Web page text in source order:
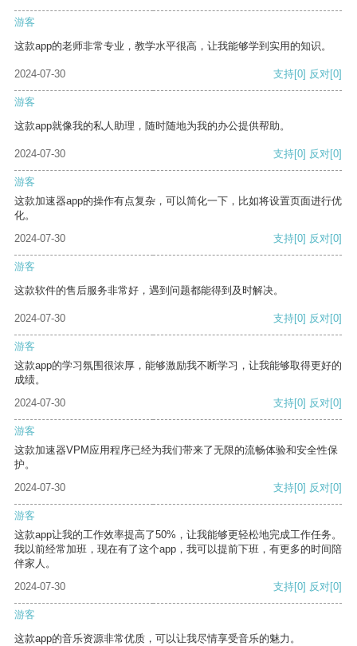
游客
这款app的老师非常专业，教学水平很高，让我能够学到实用的知识。
2024-07-30 支持[0] 反对[0]
游客
这款app就像我的私人助理，随时随地为我的办公提供帮助。
2024-07-30 支持[0] 反对[0]
游客
这款加速器app的操作有点复杂，可以简化一下，比如将设置页面进行优
化。
2024-07-30
支持[0] 反对[0]
游客
这款软件的售后服务非常好，遇到问题都能得到及时解决。
2024-07-30 支持[0] 反对[0]
游客
这款app的学习氛围很浓厚，能够激励我不断学习，让我能够取得更好的
成绩。
2024-07-30
支持[0] 反对[0]
游客
这款加速器VPM应用程序已经为我们带来了无限的流畅体验和安全性保
护。
2024-07-30
支持[0] 反对[0]
游客
这款app让我的工作效率提高了50%，让我能够更轻松地完成工作任务。
我以前经常加班，现在有了这个app，我可以提前下班，有更多的时间陪
伴家人。
2024-07-30
支持[0] 反对[0]
游客
这款app的音乐资源非常优质，可以让我尽情享受音乐的魅力。